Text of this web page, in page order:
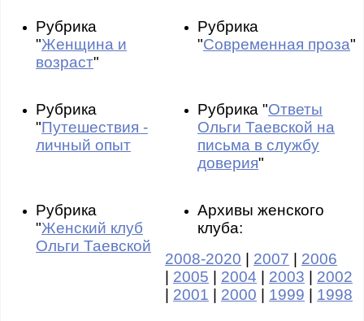
Рубрика
"Женщина и
возраст"
Рубрика
"Современная проза"
Рубрика
"Путешествия -
личный опыт
Рубрика "Ответы
Ольги Таевской на
письма в службу
доверия"
Рубрика
"Женский клуб
Ольги Таевской
Архивы женского
клуба:
2008-2020
2007
2006
2005 2004 2003
2002
2001 2000 1999 1998